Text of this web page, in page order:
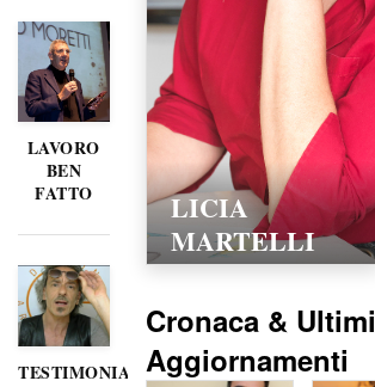
LAVORO
BEN
FATTO
TESTIMONIANZE
LICIA
MARTELLI
Cronaca & Ultimi
Aggiornamenti